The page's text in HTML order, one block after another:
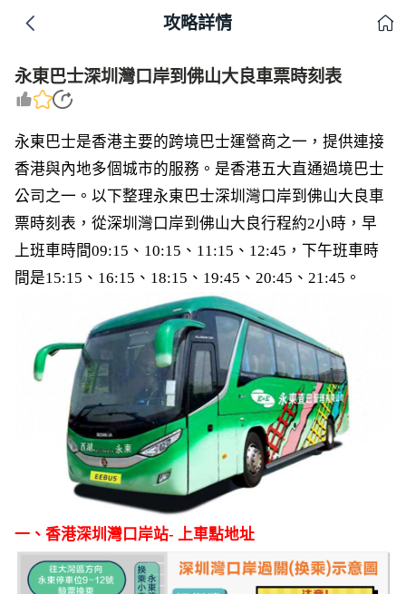
攻略詳情
永東巴士深圳灣口岸到佛山大良車票時刻表
永東巴士是香港主要的跨境巴士運營商之一，提供連接
香港與內地多個城市的服務。是香港五大直通過境巴士
公司之一。以下整理永東巴士深圳灣口岸到佛山大良車
票時刻表，從深圳灣口岸到佛山大良行程約2小時，早
上班車時間09:15、10:15、11:15、12:45，下午班車時
間是15:15、16:15、18:15、19:45、20:45、21:45。
一、香港深圳灣口岸站- 上車點地址